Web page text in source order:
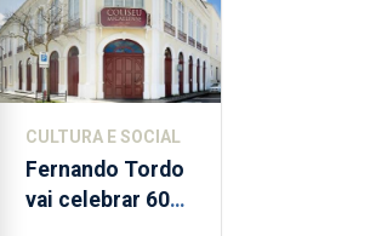
CULTURA E SOCIAL
Fernando Tordo
vai celebrar 60